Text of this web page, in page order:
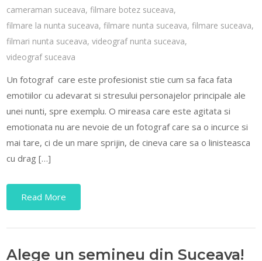
cameraman suceava,filmare botez suceava,
filmare la nunta suceava,filmare nunta suceava,filmare suceava,
filmari nunta suceava,videograf nunta suceava,
videograf suceava
Un fotograf care este profesionist stie cum sa faca fata
emotiilor cu adevarat si stresului personajelor principale ale
unei nunti, spre exemplu. O mireasa care este agitata si
emotionata nu are nevoie de un fotograf care sa o incurce si
mai tare, ci de un mare sprijin, de cineva care sa o linisteasca
cu drag […]
Read More
Alege un semineu din Suceava!